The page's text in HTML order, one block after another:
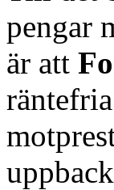
pengar
är att